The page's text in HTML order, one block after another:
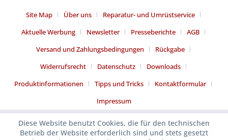
Site Map Über uns
Reparatur- und Umrüstservice
Aktuelle Werbung
Newsletter Presseberichte
AGB
Versand und Zahlungsbedingungen
Rückgabe
Widerrufsrecht
Datenschutz
Downloads
Produktinformationen
Tipps und Tricks
Kontaktformular
Impressum
Diese Website benutzt Cookies, die für den technischen
Betrieb der Website erforderlich sind und stets gesetzt